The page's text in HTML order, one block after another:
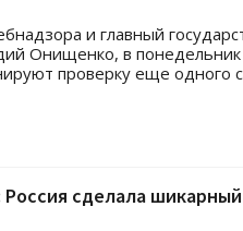
и главный
Онищенко, в понедельник
проверку еще одного
сделала